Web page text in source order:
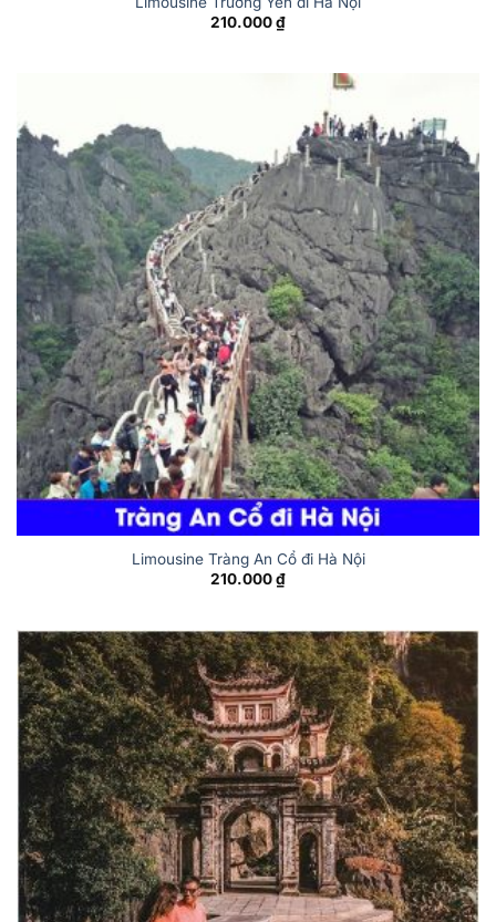
210.000₫
Limousine Tràng An Cổ đi Hà Nội
210.000₫